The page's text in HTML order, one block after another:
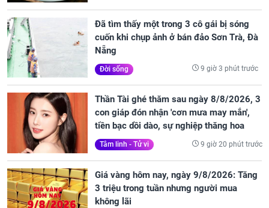
Đã tìm thấy một trong 3 cô gái bị sóng
cuốn khi chụp ảnh ở bán đảo Sơn Trà, Đà
Nẵng
Đời sống 9 giờ 3 phút trước
Thần Tài ghé thăm sau ngày 8/8/2026, 3
con giáp đón nhận 'cơn mưa may mắn',
tiền bạc dồi dào, sự nghiệp thăng hoa
Tâm linh - Tử vi 9 giờ 20 phút trước
Giá vàng hôm nay, ngày 9/8/2026: Tăng
3 triệu trong tuần nhưng người mua
không lãi